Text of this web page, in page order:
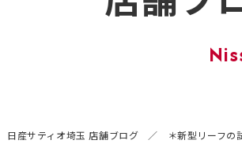
日産サティオ埼玉 店舗ブログ ＊新型リーフの